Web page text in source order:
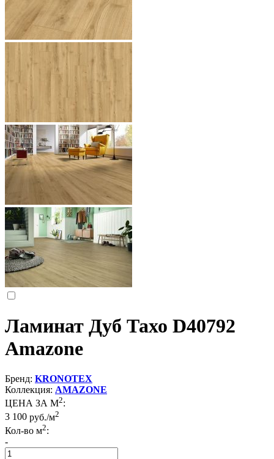
Ламинат Дуб Тахо D40792
Amazone
Бренд: KRONOTEX
Коллекция: AMAZONE
ЦЕНА ЗА М2:
3 100 руб./м2
Кол-во м2:
-